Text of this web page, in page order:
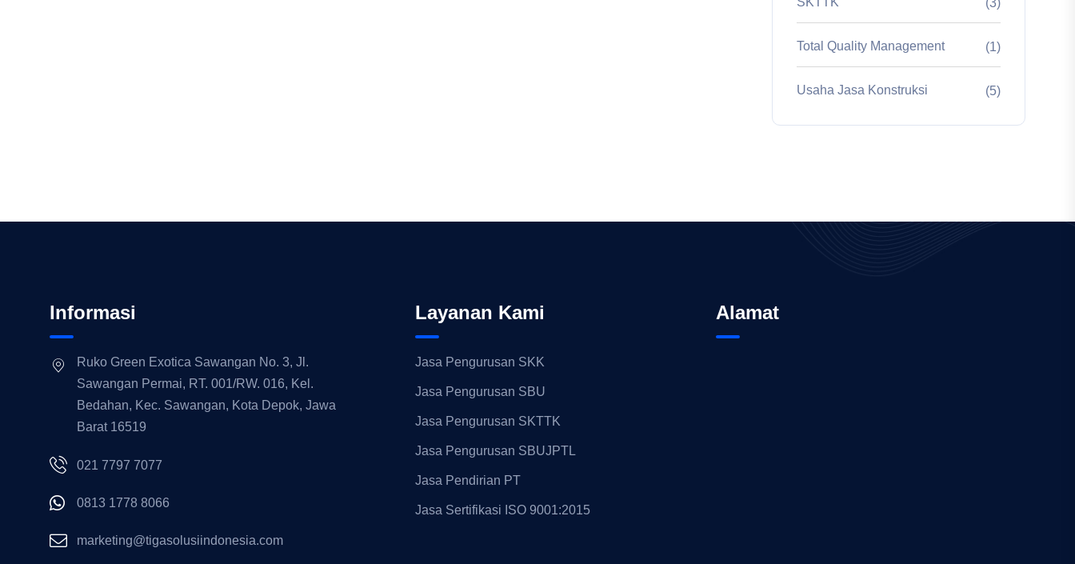
(3)
Total Quality Management (1)
Usaha Jasa Konstruksi (5)
Informasi
Ruko Green Exotica Sawangan No. 3, Jl.
Sawangan Permai, RT. 001/RW. 016, Kel.
Bedahan, Kec. Sawangan, Kota Depok, Jawa
Barat 16519
021 7797 7077
0813 1778 8066
marketing@tigasolusiindonesia.com
Layanan Kami
Jasa Pengurusan SKK
Jasa Pengurusan SBU
Jasa Pengurusan SKTTK
Jasa Pengurusan SBUJPTL
Jasa Pendirian PT
Jasa Sertifikasi ISO 9001:2015
Alamat